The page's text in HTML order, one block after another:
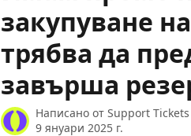
закупуване
трябва да
завърша
Написано от Support Tickets
9 януари 2025 г.